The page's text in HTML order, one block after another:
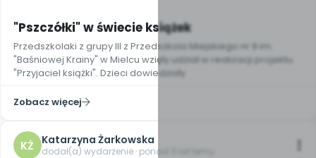
"Pszczółki" w świecie książek
Przedszkolaki z grupy III z Przedszkola Miejskiego nr 9 im.
"Baśniowej Krainy" w Mielcu wzięły udział w realizacji projektu
"Przyjaciel książki". Dzieci dowiedziały
Zobacz więcej
KŻ Katarzyna Żarkowska
dodał(a) wydarzenie · ponad 11 lat temu